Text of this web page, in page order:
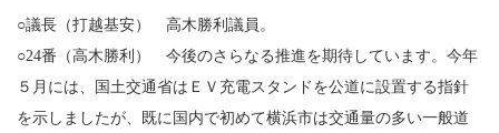
○議長（打越基安） 高木勝利議員。
○24番（高木勝利） 今後のさらなる推進を期待しています。今年
５月には、国土交通省はＥＶ充電スタンドを公道に設置する指針
を示しましたが、既に国内で初めて横浜市は交通量の多い一般道